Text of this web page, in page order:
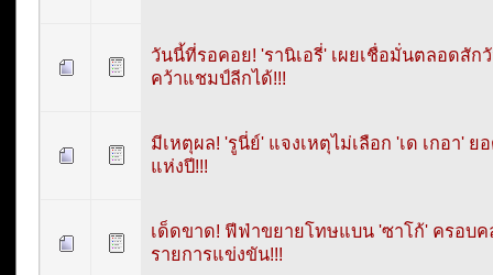
วันนี้ที่รอคอย! 'รานิเอรี่' เผยเชื่อมั่นตลอดสัก
คว้าแชมป์ลีกได้!!!
มีเหตุผล! 'รูนี่ย์' แจงเหตุไม่เลือก 'เด เกอา' ย
แห่งปี!!!
เด็ดขาด! ฟีฟ่าขยายโทษแบน 'ซาโก้' ครอบ
รายการแข่งขัน!!!